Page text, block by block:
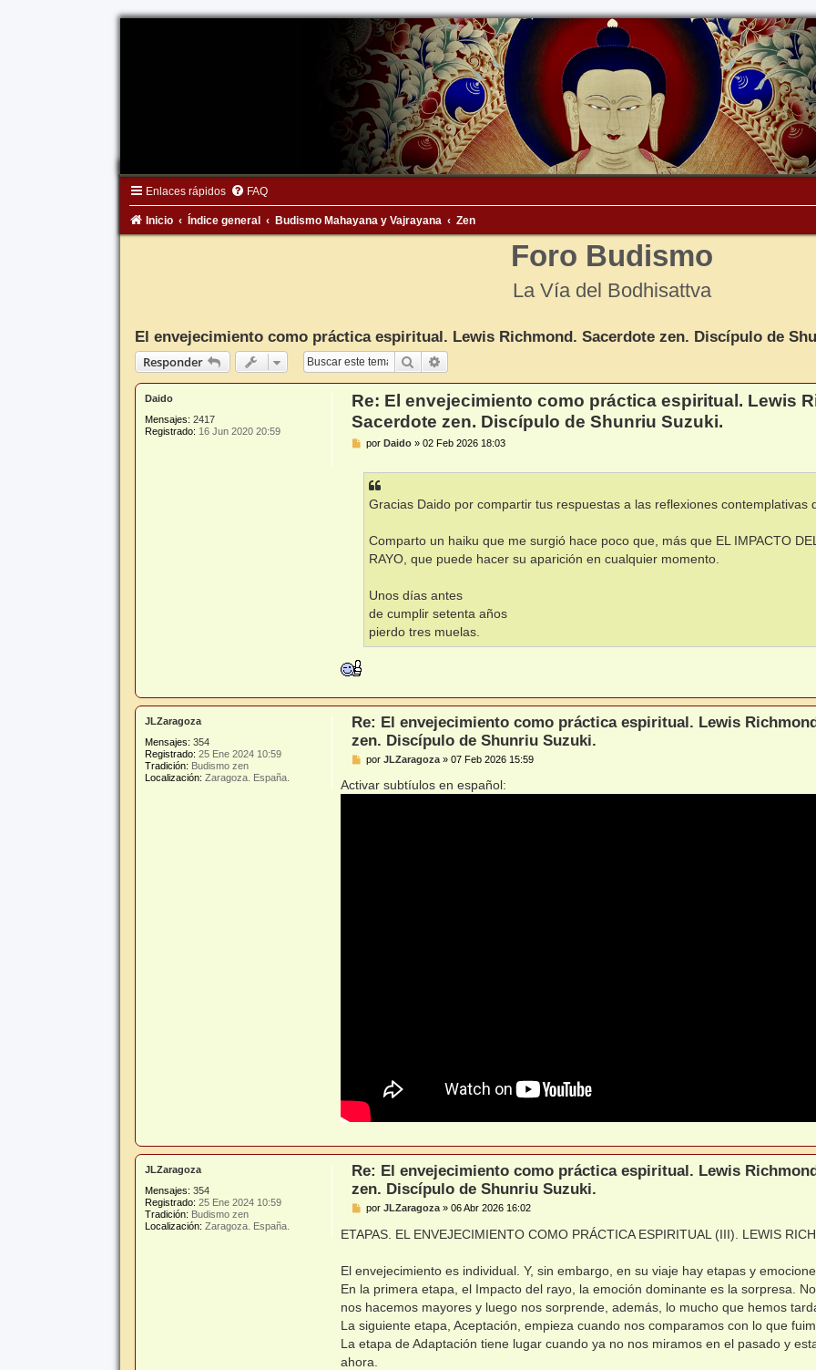
Enlaces rápidos FAQ
Inicio Índice general Budismo Mahayana y Vajrayana Zen
Foro Budismo
La Vía del Bodhisattva
El envejecimiento como práctica espiritual. Lewis Richmond. Sacerdote zen. Discípulo de
Responder
Buscar
Daido
Mensajes: 2417
Registrado: 16 Jun 2020 20:59
Re: El envejecimiento como práctica espiritual. Lewis
Sacerdote zen. Discípulo de Shunriu Suzuki.
M
porDaido »02 Feb 2026 18:03
Gracias Daido por compartir tus respuestas a las reflexiones contemplativas
Comparto un haiku que me surgió hace poco que, más que EL IMPACTO
RAYO, que puede hacer su aparición en cualquier momento.
Unos días antes
de cumplir setenta años
pierdo tres muelas.
JLZaragoza
Mensajes: 354
Registrado: 25 Ene 2024 10:59
Tradición: Budismo zen
Localización: Zaragoza. España.
Re: El envejecimiento como práctica espiritual. Lewis
zen. Discípulo de Shunriu Suzuki.
M
n
s
porJLZaragoza »07 Feb 2026 15:59
Activar subtíulos en español:
JLZaragoza
Mensajes: 354
Registrado: 25 Ene 2024 10:59
Tradición: Budismo zen
Localización: Zaragoza. España.
Re: El envejecimiento como práctica espiritual. Lewis
zen. Discípulo de Shunriu Suzuki.
M
n
s
e
porJLZaragoza »06 Abr 2026 16:02
ETAPAS. EL ENVEJECIMIENTO COMO PRÁCTICA ESPIRITUAL (III). LEWIS
El envejecimiento es individual. Y, sin embargo, en su viaje hay etapas y
En la primera etapa, el Impacto del rayo, la emoción dominante es la sorpresa.
nos hacemos mayores y luego nos sorprende, además, lo mucho que hemos
La siguiente etapa, Aceptación, empieza cuando nos comparamos con lo que
La etapa de Adaptación tiene lugar cuando ya no nos miramos en el pasado y
ahora.